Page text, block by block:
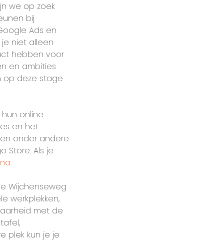
we op zoek
bij
Ads en
niet alleen
hebben voor
en ambities
op deze stage
online
en het
onder andere
Store. Als je
.
Wijchenseweg
werkplekken,
met de
plek kun je je